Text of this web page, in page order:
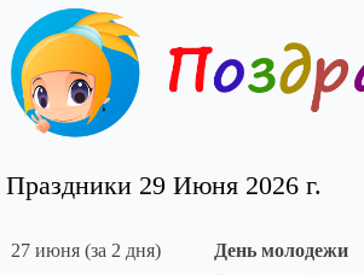
Праздники 29 Июня 2026 г.
27 июня (за 2 дня)
День молодежи